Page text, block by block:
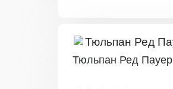
Тюльпан Ред Пауер